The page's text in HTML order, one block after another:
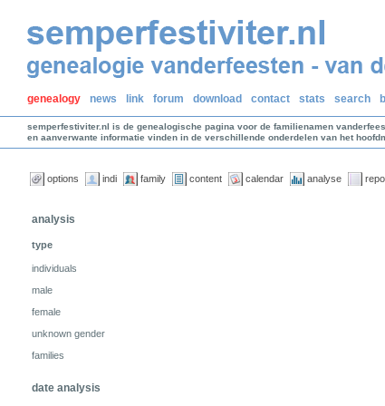
genealogy news link forum download contact stats search
semperfestiviter.nl is de genealogische pagina voor de familienamen
en aanverwante informatie vinden in de verschillende onderdelen van het
options indi family content calendar analyse
analysis
type
individuals
male
female
unknown gender
families
date analysis